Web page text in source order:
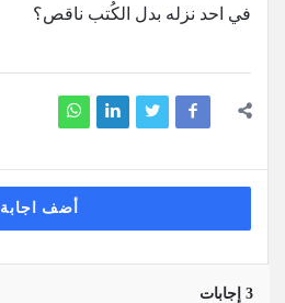
في احد نزله بدل الكُتب ناقص؟
أضف اجابة
‫3 إجابات